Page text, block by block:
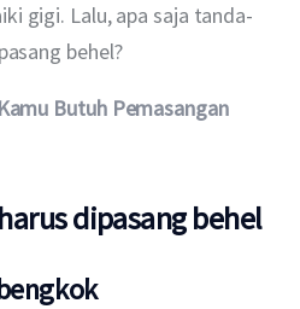
gigi. Lalu, apa saja tanda-
behel?
Butuh Pemasangan
dipasang behel